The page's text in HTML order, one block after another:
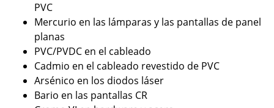
PVC
Mercurio en las lámparas y las pantallas de panel
planas
PVC/PVDC en el cableado
Cadmio en el cableado revestido de PVC
Arsénico en los diodos láser
Bario en las pantallas CR